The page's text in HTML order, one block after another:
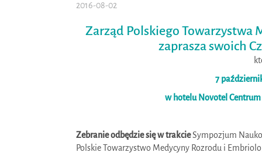
2016-08-02
Zarząd Polskiego Towarzystwa
zaprasza swoich
7
w hotelu Novotel Centrum
Zebranie odbędzie się w trakcieSympozjum
Polskie Towarzystwo Medycyny Rozrodu i